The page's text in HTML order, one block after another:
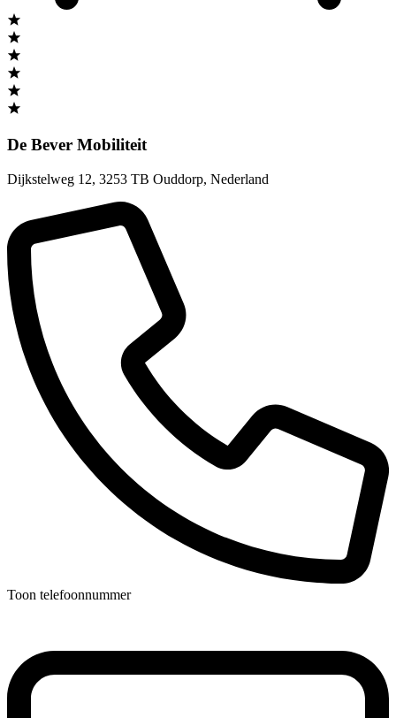
De Bever Mobiliteit
Dijkstelweg 12, 3253 TB Ouddorp, Nederland
Toon telefoonnummer